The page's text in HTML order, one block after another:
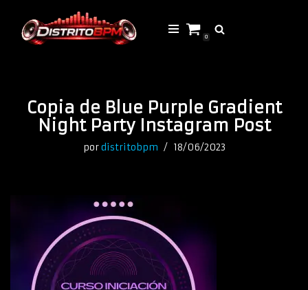
Saltar
0
Copia de Blue Purple Gradient
Night Party Instagram Post
pordistritobpm 18/06/2023